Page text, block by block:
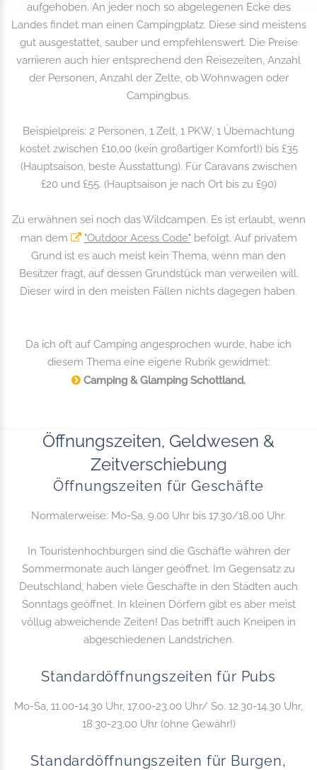
aufgehoben. An jeder noch so abgelegenen Ecke des
Landes findet man einen Campingplatz. Diese sind meistens
gut ausgestattet, sauber und empfehlenswert. Die Preise
varriieren auch hier entsprechend den Reisezeiten, Anzahl
der Personen, Anzahl der Zelte, ob Wohnwagen oder
Campingbus.
Beispielpreis: 2 Personen, 1 Zelt, 1 PKW, 1 Übernachtung
kostet zwischen £10,00 (kein großartiger Komfort!) bis £35
(Hauptsaison, beste Ausstattung). Für Caravans zwischen
£20 und £55. (Hauptsaison je nach Ort bis zu £90)
Zu erwähnen sei noch das Wildcampen. Es ist erlaubt, wenn
man dem
"Outdoor Acess Code"befolgt. Auf privatem
Grund ist es auch meist kein Thema, wenn man den
Besitzer fragt, auf dessen Grundstück man verweilen will.
Dieser wird in den meisten Fällen nichts dagegen haben.
Da ich oft auf Camping angesprochen wurde, habe ich
diesem Thema eine eigene Rubrik gewidmet:
Camping & Glamping Schottland.
Öffnungszeiten, Geldwesen &
Zeitverschiebung
Öffnungszeiten für Geschäfte
Normalerweise: Mo-Sa, 9.00 Uhr bis 17.30/18.00 Uhr.
In Touristenhochburgen sind die Gschäfte währen der
Sommermonate auch länger geöffnet. Im Gegensatz zu
Deutschland, haben viele Geschäfte in den Städten auch
Sonntags geöffnet. In kleinen Dörfern gibt es aber meist
völlug abweichende Zeiten! Das betrifft auch Kneipen in
abgeschiedenen Landstrichen.
Standardöffnungszeiten für Pubs
Mo-Sa, 11.00-14.30 Uhr, 17.00-23.00 Uhr/ So. 12.30-14.30 Uhr,
18.30-23.00 Uhr (ohne Gewähr!)
Standardöffnungszeiten für Burgen,